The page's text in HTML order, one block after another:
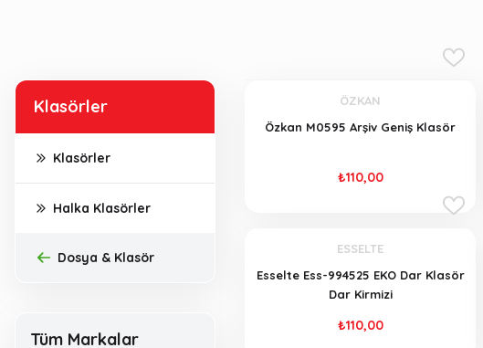
Klasörler
Klasörler
Halka Klasörler
Dosya & Klasör
Tüm Markalar
ÖZKAN
Özkan M0595 Arşiv Geniş Klasör
₺110,00
ESSELTE
Esselte Ess-994525 EKO Dar Klasör
Dar Kirmizi
₺110,00